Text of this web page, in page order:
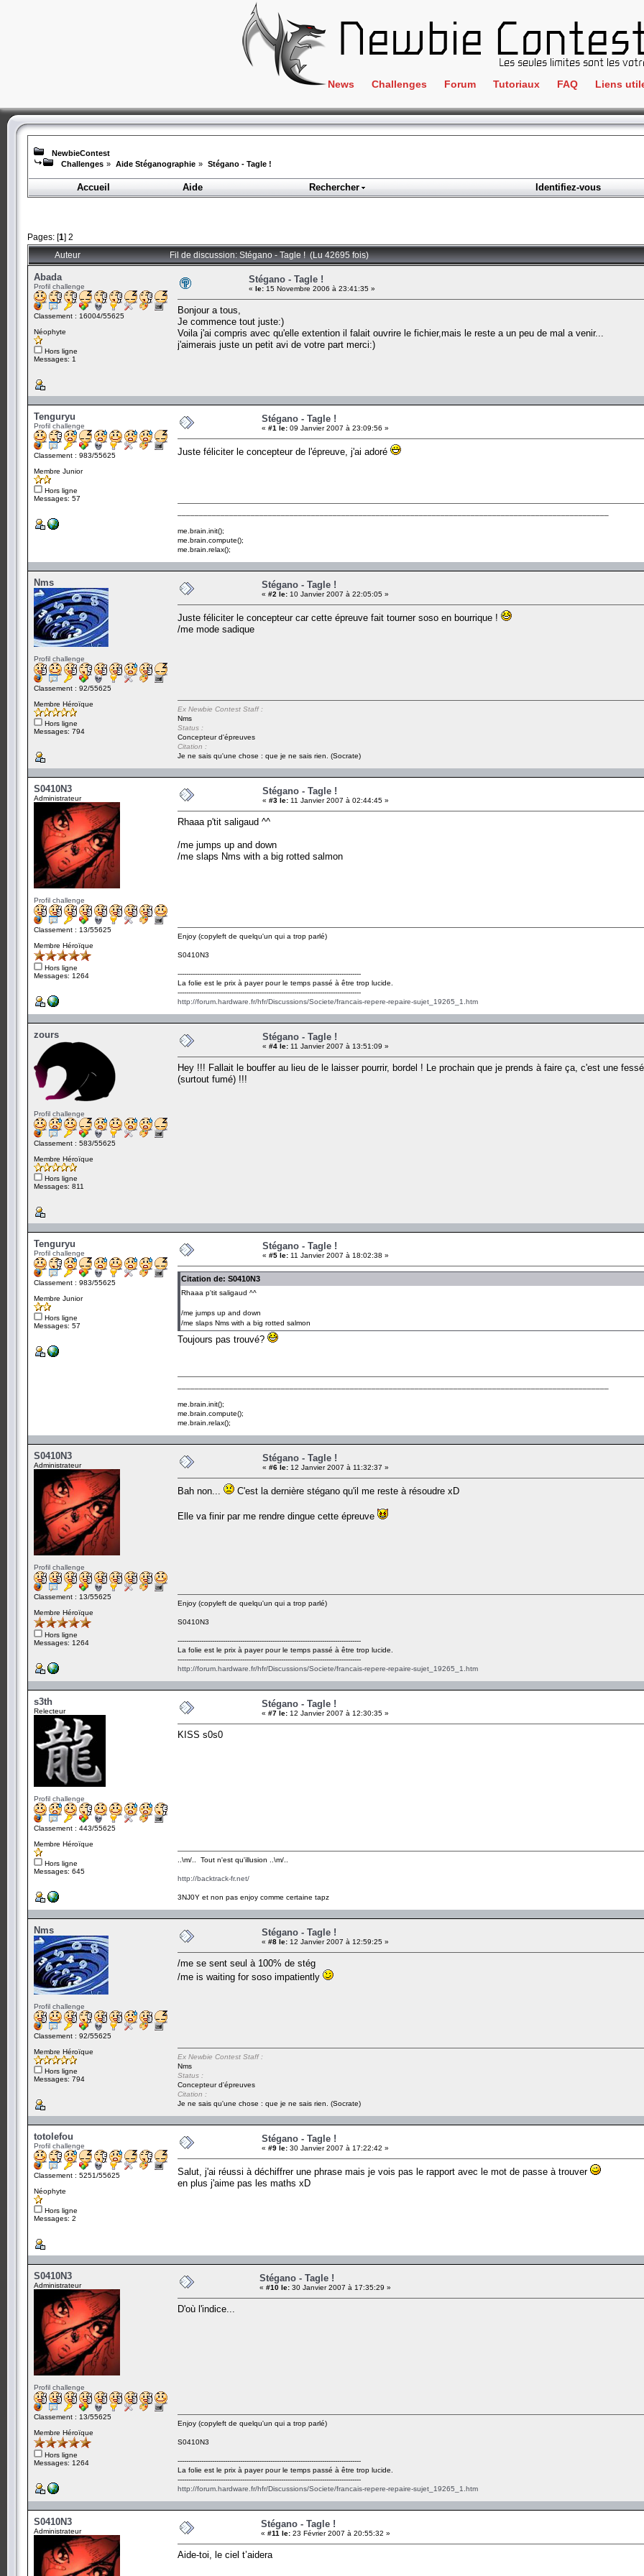
News Challenges
Crackme
ClientSide
Forensics
Programmation
Wargame
Forum Tutoriaux FAQ Liens
IRC
NewbieContest
Challenges » Aide Stéganographie » Stégano - Tagle !
Accueil
Aide Rechercher Identifiez-vous
Pages: [1] 2
Auteur Fil de discussion: Stégano - Tagle ! (Lu 42695 fois)
Abada
Profil challenge
Classement : 16004/55625
Néophyte
Hors ligne
Messages: 1
Stégano - Tagle !
« le: 15 Novembre 2006 à 23:41:35 »
Bonjour a tous,
Je commence tout juste:)
Voila j'ai compris avec qu'elle extention il falait ouvrire le fichier,mais le reste a un peu de mal a venir...
j'aimerais juste un petit avi de votre part merci:)
Tenguryu
Profil challenge
Classement : 983/55625
Membre Junior
Hors ligne
Messages: 57
Stégano - Tagle !
« #1 le: 09 Janvier 2007 à 23:09:56 »
Juste féliciter le concepteur de l'épreuve, j'ai adoré
me.brain.init();
me.brain.compute();
me.brain.relax();
Nms
Profil challenge
Classement : 92/55625
Membre Héroïque
Hors ligne
Messages: 794
Stégano - Tagle !
« #2 le: 10 Janvier 2007 à 22:05:05 »
Juste féliciter le concepteur car cette épreuve fait tourner soso en bourrique !
/me mode sadique
Ex Newbie Contest Staff :
Nms
Status :
Concepteur d'épreuves
Citation :
Je ne sais qu'une chose : que je ne sais rien. (Socrate)
S0410N3
Administrateur
Profil challenge
Classement : 13/55625
Membre Héroïque
Hors ligne
Messages: 1264
Stégano - Tagle !
« #3 le: 11 Janvier 2007 à 02:44:45 »
Rhaaa p'tit saligaud ^^
/me jumps up and down
/me slaps Nms with a big rotted salmon
Enjoy (copyleft de quelqu'un qui a trop parlé)
S0410N3
-------------------------------------------------------------------------------------
La folie est le prix à payer pour le temps passé à être trop lucide.
-------------------------------------------------------------------------------------
http://forum.hardware.fr/hfr/Discussions/Societe/francais-repere-repaire-sujet_19265_1.htm
zours
Profil challenge
Classement : 583/55625
Membre Héroïque
Hors ligne
Messages: 811
Stégano - Tagle !
« #4 le: 11 Janvier 2007 à 13:51:09 »
Hey !!! Fallait le bouffer au lieu de le laisser pourrir, bordel ! Le prochain que je prends à faire ça, c'est une
(surtout fumé) !!!
Tenguryu
Profil challenge
Classement : 983/55625
Membre Junior
Hors ligne
Messages: 57
Stégano - Tagle !
« #5 le: 11 Janvier 2007 à 18:02:38 »
Citation de: S0410N3
Rhaaa p'tit saligaud ^^
/me jumps up and down
/me slaps Nms with a big rotted salmon
Toujours pas trouvé?
me.brain.init();
me.brain.compute();
me.brain.relax();
S0410N3
Administrateur
Profil challenge
Classement : 13/55625
Membre Héroïque
Hors ligne
Messages: 1264
Stégano - Tagle !
« #6 le: 12 Janvier 2007 à 11:32:37 »
Bah non... C'est la dernière stégano qu'il me reste à résoudre xD
Elle va finir par me rendre dingue cette épreuve
Enjoy (copyleft de quelqu'un qui a trop parlé)
S0410N3
-------------------------------------------------------------------------------------
La folie est le prix à payer pour le temps passé à être trop lucide.
-------------------------------------------------------------------------------------
http://forum.hardware.fr/hfr/Discussions/Societe/francais-repere-repaire-sujet_19265_1.htm
s3th
Relecteur
Profil challenge
Classement : 443/55625
Membre Héroïque
Hors ligne
Messages: 645
Stégano - Tagle !
« #7 le: 12 Janvier 2007 à 12:30:35 »
KISS s0s0
..\m/.. Tout n'est qu'illusion ..\m/..
http://backtrack-fr.net/
3NJ0Y et non pas enjoy comme certaine tapz
Nms
Profil challenge
Classement : 92/55625
Membre Héroïque
Hors ligne
Messages: 794
Stégano - Tagle !
« #8 le: 12 Janvier 2007 à 12:59:25 »
/me se sent seul à 100% de stég
/me is waiting for soso impatiently
Ex Newbie Contest Staff :
Nms
Status :
Concepteur d'épreuves
Citation :
Je ne sais qu'une chose : que je ne sais rien. (Socrate)
totolefou
Profil challenge
Classement : 5251/55625
Néophyte
Hors ligne
Messages: 2
Stégano - Tagle !
« #9 le: 30 Janvier 2007 à 17:22:42 »
Salut, j'ai réussi à déchiffrer une phrase mais je vois pas le rapport avec le mot de passe à trouver
en plus j'aime pas les maths xD
S0410N3
Administrateur
Profil challenge
Classement : 13/55625
Membre Héroïque
Hors ligne
Messages: 1264
Stégano - Tagle !
« #10 le: 30 Janvier 2007 à 17:35:29 »
D'où l'indice...
Enjoy (copyleft de quelqu'un qui a trop parlé)
S0410N3
-------------------------------------------------------------------------------------
La folie est le prix à payer pour le temps passé à être trop lucide.
-------------------------------------------------------------------------------------
http://forum.hardware.fr/hfr/Discussions/Societe/francais-repere-repaire-sujet_19265_1.htm
S0410N3
Administrateur
Stégano - Tagle !
« #11 le: 23 Février 2007 à 20:55:32 »
Aide-toi, le ciel t’aidera